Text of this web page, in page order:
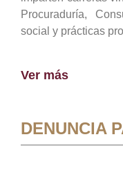
Procuraduría,
social y prácticas
Ver más
DENUNCIA